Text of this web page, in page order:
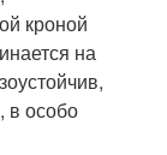
кроной
на
в особо